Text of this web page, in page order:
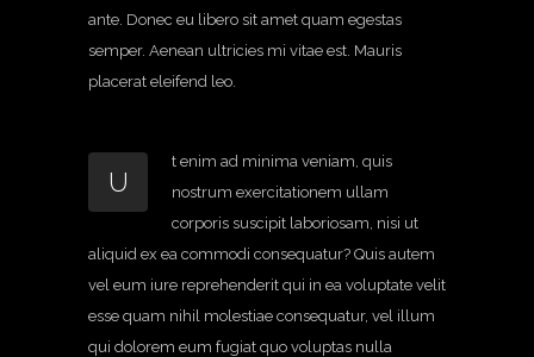
ante. Donec eu libero sit amet quam egestas
semper. Aenean ultricies mi vitae est. Mauris
placerat eleifend leo.
U
t enim ad minima veniam, quis
nostrum exercitationem ullam
corporis suscipit laboriosam, nisi ut
aliquid ex ea commodi consequatur? Quis autem
vel eum iure reprehenderit qui in ea voluptate velit
esse quam nihil molestiae consequatur, vel illum
qui dolorem eum fugiat quo voluptas nulla